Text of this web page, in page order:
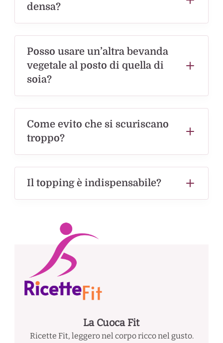
densa?
Posso usare un’altra bevanda
vegetale al posto di quella di
soia?
Come evito che si scuriscano
troppo?
Il topping è indispensabile?
La Cuoca Fit
Ricette Fit, leggero nel corpo ricco nel gusto.